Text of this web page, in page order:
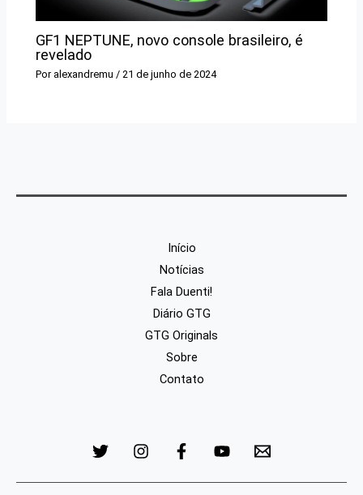
GF1 NEPTUNE, novo console brasileiro, é
revelado
Por alexandremu / 21 de junho de 2024
Início
Notícias
Fala Duenti!
Diário GTG
GTG Originals
Sobre
Contato